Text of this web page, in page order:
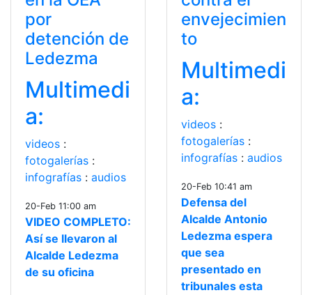
por
detención de
Ledezma
Multimedi
a:
videos :
fotogalerías :
infografías : audios
20-Feb 11:00 am
VIDEO COMPLETO:
Así se llevaron al
Alcalde Ledezma
de su oficina
envejecimien
to
Multimedi
a:
videos :
fotogalerías :
infografías : audios
20-Feb 10:41 am
Defensa del
Alcalde Antonio
Ledezma espera
que sea
presentado en
tribunales esta